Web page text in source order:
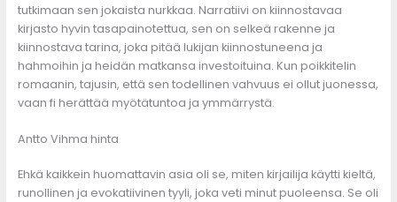
tutkimaan sen jokaista nurkkaa. Narratiivi on kiinnostavaa
kirjasto hyvin tasapainotettua, sen on selkeä rakenne ja
kiinnostava tarina, joka pitää lukijan kiinnostuneena ja
hahmoihin ja heidän matkansa investoituina. Kun poikkitelin
romaanin, tajusin, että sen todellinen vahvuus ei ollut juonessa,
vaan fi herättää myötätuntoa ja ymmärrystä.
Antto Vihma hinta
Ehkä kaikkein huomattavin asia oli se, miten kirjailija käytti kieltä,
runollinen ja evokatiivinen tyyli, joka veti minut puoleensa. Se oli